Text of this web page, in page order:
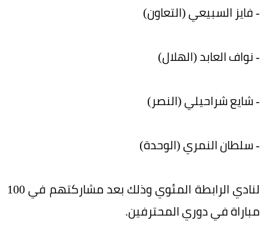
- فايز السبيعي (التعاون)
- نواف العابد (الهلال)
- شايع شراحيلي (النصر)
- سلطان النمري (الوحدة)
لنادي الرابطة المئوي وذلك بعد مشاركتهم في 100
مباراة في دوري المحترفين.